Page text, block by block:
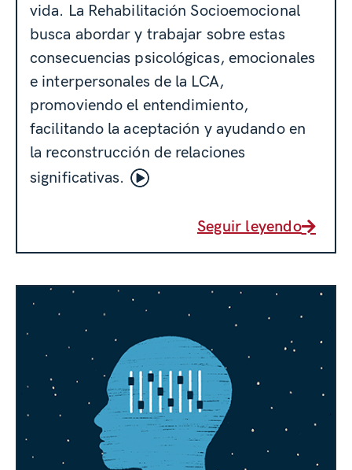
vida. La Rehabilitación Socioemocional
busca abordar y trabajar sobre estas
consecuencias psicológicas, emocionales
e interpersonales de la LCA,
promoviendo el entendimiento,
facilitando la aceptación y ayudando en
la reconstrucción de relaciones
significativas.
Seguir leyendo